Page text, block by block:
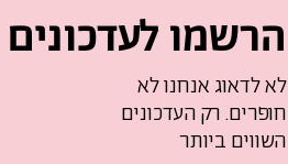
הרשמו לעדכונים
לא לדאוג אנחנו לא
חופרים. רק העדכונים
השווים ביותר